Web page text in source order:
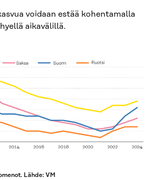
voidaan estää kohentamalla
aikavälillä.
Lähde: VM